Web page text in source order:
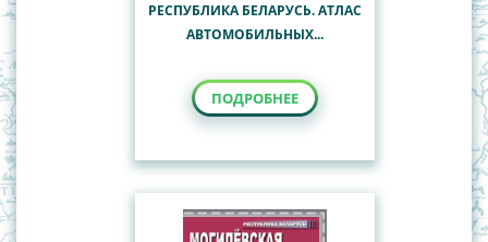
РЕСПУБЛИКА БЕЛАРУСЬ. АТЛАС
АВТОМОБИЛЬНЫХ...
ПОДРОБНЕЕ